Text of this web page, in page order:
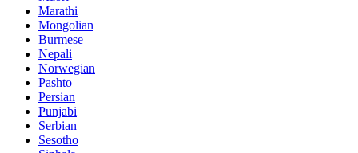
Marathi
Mongolian
Burmese
Nepali
Norwegian
Pashto
Persian
Punjabi
Serbian
Sesotho